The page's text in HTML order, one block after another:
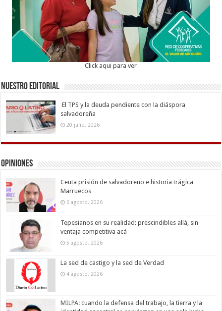
Click aqui para ver
Nuestro Editorial
El TPS y la deuda pendiente con la diáspora
salvadoreña
20 julio, 2026
Opiniones
Ceuta prisión de salvadoreño e historia trágica
Marruecos
6 agosto, 2026
Tepesianos en su realidad: prescindibles allá, sin
ventaja competitiva acá
5 agosto, 2026
La sed de castigo y la sed de Verdad
4 agosto, 2026
MILPA: cuando la defensa del trabajo, la tierra y la